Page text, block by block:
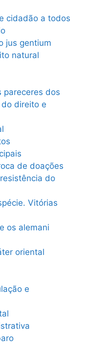
cidadão a todos
jus gentium
natural
pareceres dos
direito e
de doações
do
Vitórias
os alemani
oriental
e